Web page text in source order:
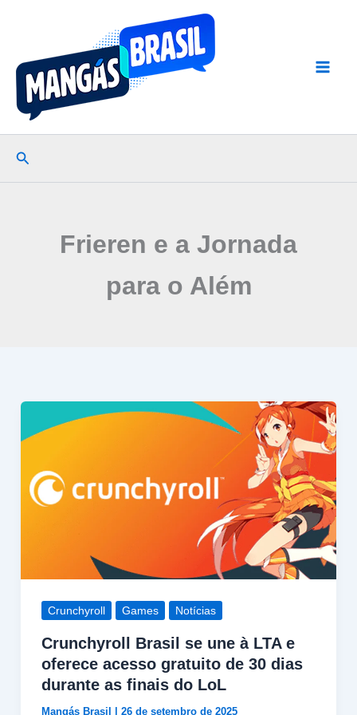
conteúdo
Pesquisar
Frieren e a Jornada
para o Além
Crunchyroll Games Notícias
Crunchyroll Brasil se une à LTA e
oferece acesso gratuito de 30 dias
durante as finais do LoL
Mangás Brasil | 26 de setembro de 2025